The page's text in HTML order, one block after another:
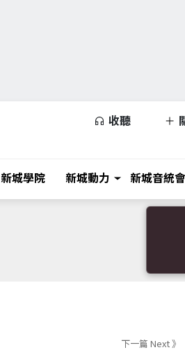
收聽
新城學院 新城動力 新城音統會
下一篇 Next 》